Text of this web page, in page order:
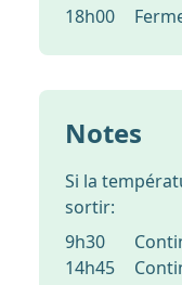
18h00
Notes
Si la
sortir:
9h30
14h45